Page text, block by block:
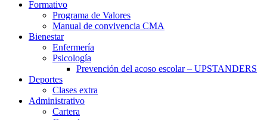
Formativo
Programa de Valores
Manual de convivencia CMA
Bienestar
Enfermería
Psicología
Prevención del acoso escolar – UPSTANDERS
Deportes
Clases extra
Administrativo
Cartera